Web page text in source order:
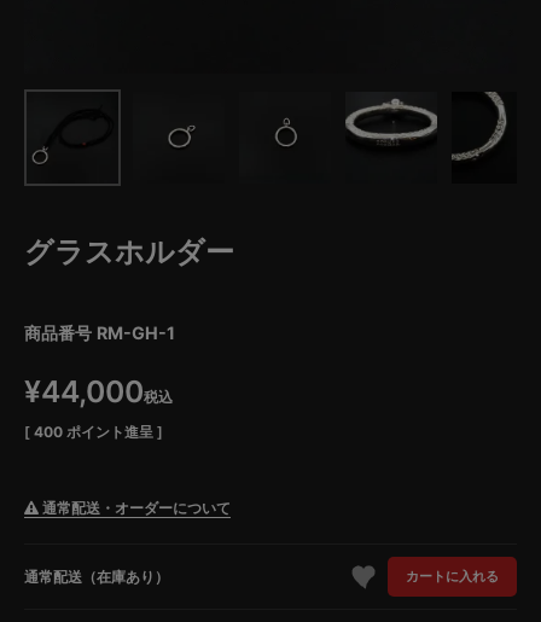
グラスホルダー
商品番号 RM-GH-1
¥44,000税込
[ 400 ポイント進呈 ]
通常配送・オーダーについて
通常配送（在庫あり） カートに入れる